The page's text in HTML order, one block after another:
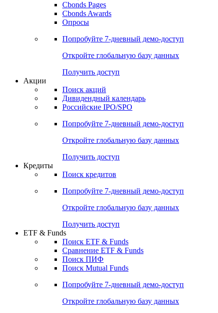
Cbonds Pages
Cbonds Awards
Опросы
Попробуйте 7-дневный демо-доступ
Откройте глобальную базу данных
Получить доступ
Акции
Поиск акций
Дивидендный календарь
Российские IPO/SPO
Попробуйте 7-дневный демо-доступ
Откройте глобальную базу данных
Получить доступ
Кредиты
Поиск кредитов
Попробуйте 7-дневный демо-доступ
Откройте глобальную базу данных
Получить доступ
ETF & Funds
Поиск ETF & Funds
Сравнение ETF & Funds
Поиск ПИФ
Поиск Mutual Funds
Попробуйте 7-дневный демо-доступ
Откройте глобальную базу данных